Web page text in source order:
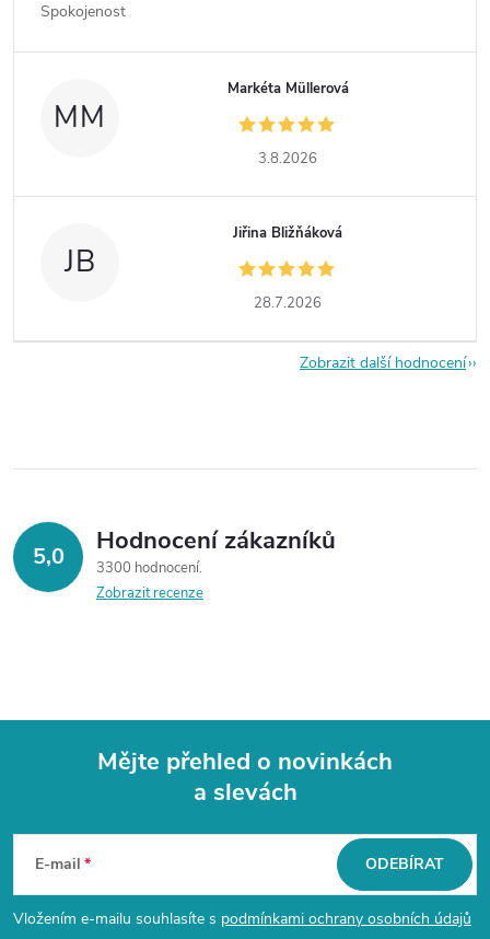
Spokojenost
MM
Markéta Müllerová
3.8.2026
JB
Jiřina Bližňáková
28.7.2026
Zobrazit další hodnocení
5,0 Hodnocení zákazníků
3300 hodnocení
Zobrazit recenze
p
Mějte přehled o novinkách
a slevách
E-mail
Vložením e-mailu souhlasíte s podmínkami ochrany osobních údajů
ODEBÍRAT